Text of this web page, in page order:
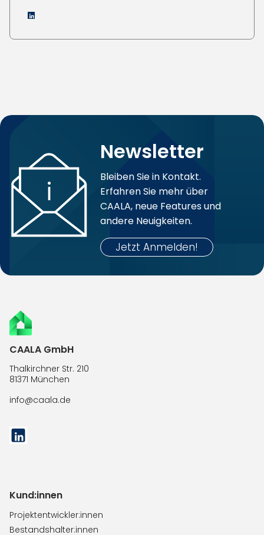
Newsletter
Bleiben Sie in Kontakt.
Erfahren Sie mehr über
CAALA, neue Features und
andere Neuigkeiten.
Jetzt Anmelden!
CAALA GmbH
Thalkirchner Str. 210
81371 München
info@caala.de
Kund:innen
Projektentwickler:innen
Bestandshalter:innen